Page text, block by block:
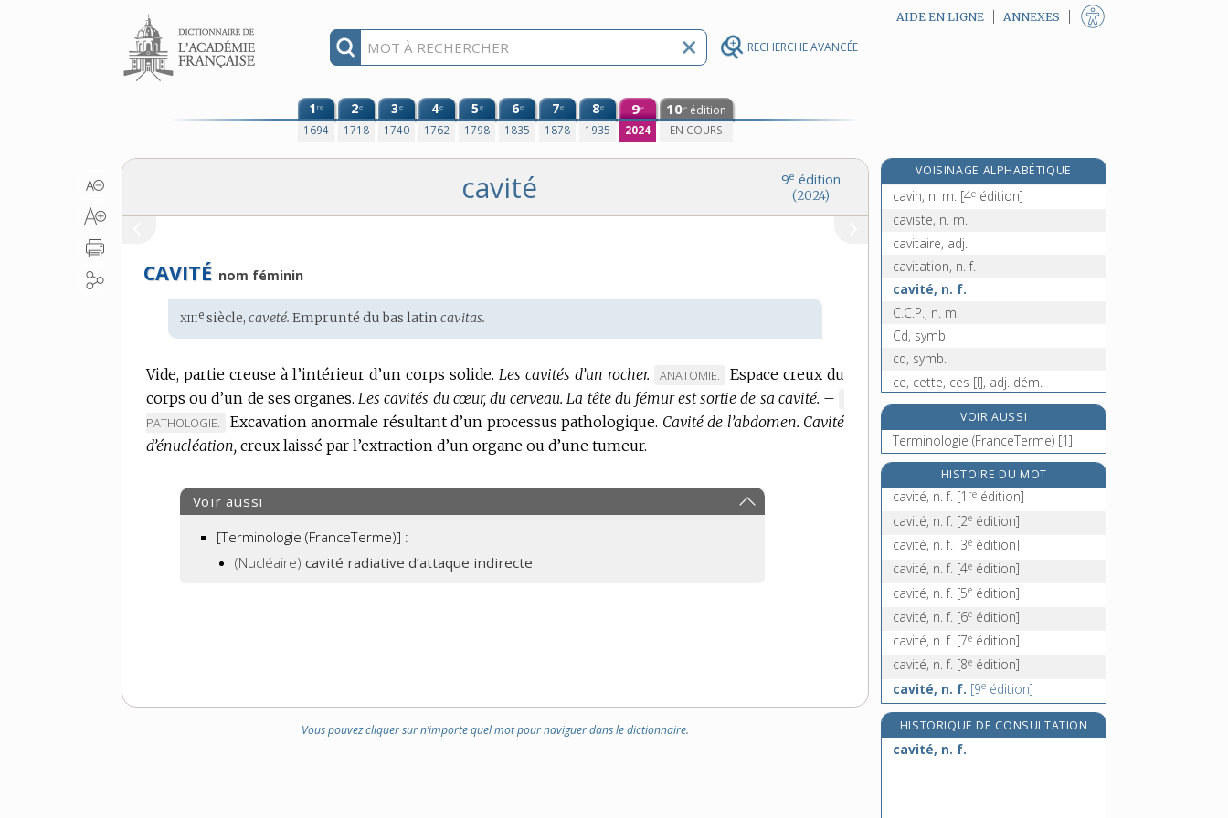
RECHERCHE AVANCÉE
Aller au contenu AIDE EN LIGNE ANNEXES
1re
1694
2e
1718
3e
1740
4e
1762
5e
1798
6e
1835
7e
1878
8e
1935
9e
2024
10e édition
EN COURS
9e édition
(2024)
cavité
CAVITÉ nom féminin
Étymologie
:
xiiie siècle,caveté. Emprunté dubas latin cavitas.
Vide, partie creuse à l’intérieur d’un corps solide. Les cavités d’un rocher.
MARQUE
DE
DOMAINE
ANATOMIE.
Espace creux du
corps ou d’un de ses organes. Les cavités du cœur, du cerveau. La tête du fémur est sortie de sa cavité. –
MARQUE
DOMAINE
PATHOLOGIE. Excavation anormale résultant d’un processus pathologique. Cavité de l’abdomen. Cavité
d’énucléation, creux laissé par l’extraction d’un organe ou d’une tumeur.
Voir aussi
[Terminologie (FranceTerme)] :
(Nucléaire)cavité radiative d’attaque indirecte
Vous pouvez cliquer sur n’importe quel mot pour naviguer dans le dictionnaire.
VOISINAGE ALPHABÉTIQUE
cavillation, n. f.[7e édition]
cavin, n. m. [4e édition]
caviste, n. m.
cavitaire, adj.
cavitation, n. f.
cavité, n. f.
C.C.P., n. m.
Cd, symb.
cd, symb.
ce, cette, ces [I], adj. dém.
ce [II], pr. dém. neutre inv.
Ce, symb.
céans, adv.
cébiste, n.
ceci, pr. dém. neutre
VOIR AUSSI
Terminologie (FranceTerme) [1]
HISTOIRE DU MOT
cavité, n. f. [1 re édition]
cavité, n. f. [2e édition]
cavité, n. f. [3e édition]
cavité, n. f. [4e édition]
cavité, n. f. [5e édition]
cavité, n. f. [6e édition]
cavité, n. f. [7e édition]
cavité, n. f. [8e édition]
cavité, n. f. [9e édition]
HISTORIQUE DE CONSULTATION
cavité, n. f.